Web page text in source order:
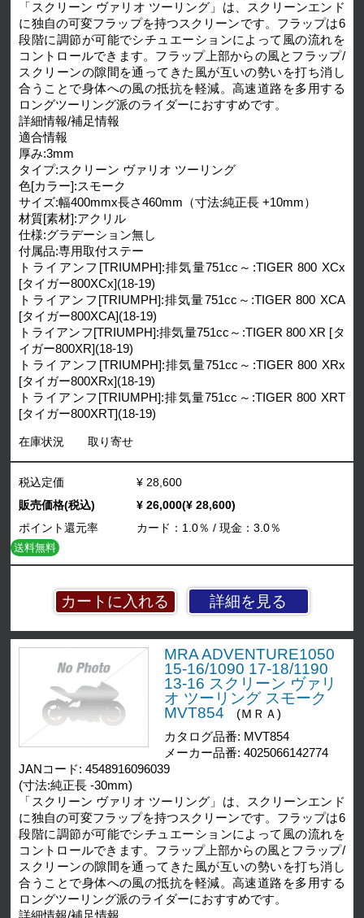
「スクリーン ヴァリオ ツーリング」は、スクリーンエンド
に独自の可変フラップを持つスクリーンです。フラップは6
段階に調節が可能でシチュエーションによって風の流れを
コントロールできます。フラップ上部からの風とフラップ/
スクリーンの隙間を通ってきた風が互いの勢いを打ち消し
合うことで身体への風の抵抗を軽減。高速道路を多用する
ロングツーリング派のライダーにおすすめです。
詳細情報/補足情報
適合情報
厚み:3mm
タイプ:スクリーン ヴァリオ ツーリング
色[カラー]:スモーク
サイズ:幅400mmx長さ460mm（寸法:純正長 +10mm）
材質[素材]:アクリル
仕様:グラデーション無し
付属品:専用取付ステー
トライアンフ[TRIUMPH]:排気量751cc～:TIGER 800 XCx
[タイガー800XCx](18-19)
トライアンフ[TRIUMPH]:排気量751cc～:TIGER 800 XCA
[タイガー800XCA](18-19)
トライアンフ[TRIUMPH]:排気量751cc～:TIGER 800 XR [タ
イガー800XR](18-19)
トライアンフ[TRIUMPH]:排気量751cc～:TIGER 800 XRx
[タイガー800XRx](18-19)
トライアンフ[TRIUMPH]:排気量751cc～:TIGER 800 XRT
[タイガー800XRT](18-19)
在庫状況 取り寄せ
詳細を見る
税込定価
¥ 28,600
販売価格(税込)
¥ 26,000(¥ 28,600)
ポイント還元率
カード：1.0％ / 現金：3.0％
送料無料
MRA ADVENTURE1050
15-16/1090 17-18/1190
13-16 スクリーン ヴァリ
オ ツーリング スモーク
MVT854
(ＭＲＡ)
カタログ品番: MVT854
メーカー品番: 4025066142774
JANコード: 4548916096039
(寸法:純正長 -30mm)
「スクリーン ヴァリオ ツーリング」は、スクリーンエンド
に独自の可変フラップを持つスクリーンです。フラップは6
段階に調節が可能でシチュエーションによって風の流れを
コントロールできます。フラップ上部からの風とフラップ/
スクリーンの隙間を通ってきた風が互いの勢いを打ち消し
合うことで身体への風の抵抗を軽減。高速道路を多用する
ロングツーリング派のライダーにおすすめです。